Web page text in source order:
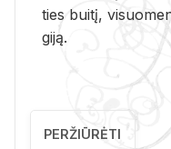
ties bui­tį,
gi­ją.
PERŽIŪRĖTI